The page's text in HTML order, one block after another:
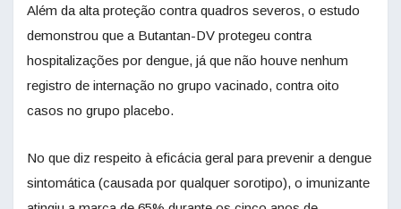
Além da alta proteção contra quadros severos, o estudo
demonstrou que a Butantan-DV protegeu contra
hospitalizações por dengue, já que não houve nenhum
registro de internação no grupo vacinado, contra oito
casos no grupo placebo.
No que diz respeito à eficácia geral para prevenir a dengue
sintomática (causada por qualquer sorotipo), o imunizante